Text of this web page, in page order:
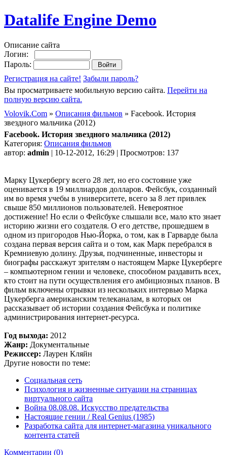
Datalife Engine Demo
Описание сайта
Логин:
Пароль:
Регистрация на сайте! Забыли пароль?
Вы просматриваете мобильную версию сайта. Перейти на
полную версию сайта.
Volovik.Com » Описания фильмов » Facebook. История
звездного мальчика (2012)
Facebook. История звездного мальчика (2012)
Категория: Описания фильмов
автор: admin | 10-12-2012, 16:29 | Просмотров: 137
Марку Цукербергу всего 28 лет, но его состояние уже
оценивается в 19 миллиардов долларов. Фейсбук, созданный
им во время учебы в университете, всего за 8 лет привлек
свыше 850 миллионов пользователей. Невероятное
достижение! Но если о Фейсбуке слышали все, мало кто знает
историю жизни его создателя. О его детстве, прошедшем в
одном из пригородов Нью-Йорка, о том, как в Гарварде была
создана первая версия сайта и о том, как Марк перебрался в
Кремниевую долину. Друзья, подчиненные, инвесторы и
биографы расскажут зрителям о настоящем Марке Цукерберге
– компьютерном гении и человеке, способном раздавить всех,
кто стоит на пути осуществления его амбициозных планов. В
фильм включены отрывки из нескольких интервью Марка
Цукерберга американским телеканалам, в которых он
рассказывает об истории создания Фейсбука и политике
администрирования интернет-ресурса.
Год выхода: 2012
Жанр: Документальные
Режиссер: Лаурен Кляйн
Другие новости по теме:
Социальная сеть
Психология и жизненные ситуации на страницах
виртуального сайта
Война 08.08.08. Искусство предательства
Настоящие гении / Real Genius (1985)
Разработка сайта для интернет-магазина уникального
контента статей
Комментарии (0)